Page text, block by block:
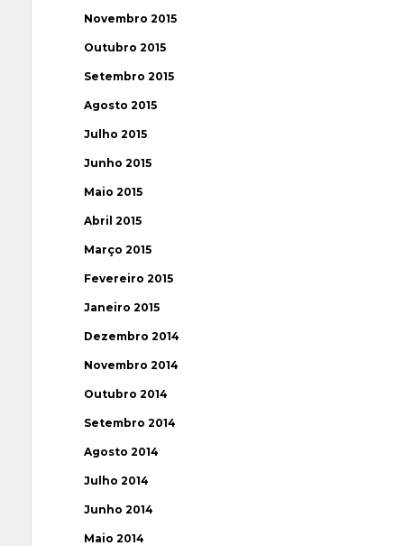
Novembro 2015
Outubro 2015
Setembro 2015
Agosto 2015
Julho 2015
Junho 2015
Maio 2015
Abril 2015
Março 2015
Fevereiro 2015
Janeiro 2015
Dezembro 2014
Novembro 2014
Outubro 2014
Setembro 2014
Agosto 2014
Julho 2014
Junho 2014
Maio 2014